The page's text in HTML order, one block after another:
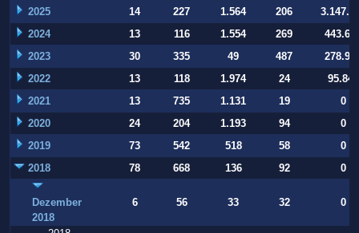
2025 14 227 1.564 206
2024
13 116 1.554 269
2023
30 335 49 487
2022
13 118 1.974 24
95.847
2021
13 735 1.131 19
0
2020
24 204 1.193 94
0
2019
73 542 518 58
0
2018
78 668 136 92 0
Dezember
2018
6 56 33 32 0